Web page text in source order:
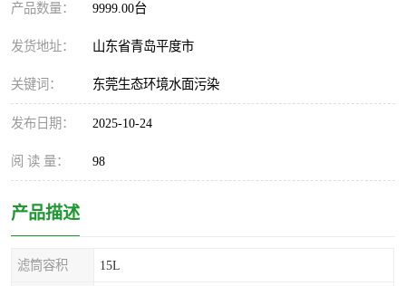
产品数量： 9999.00台
发货地址： 山东省青岛平度市
关键词： 东莞生态环境水面污染
发布日期： 2025-10-24
阅 读 量： 98
产品描述
滤筒容积 15L